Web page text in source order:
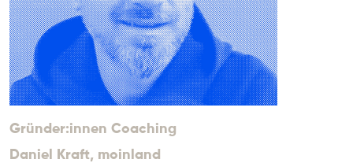
Gründer:innen Coaching
Daniel Kraft, moinland